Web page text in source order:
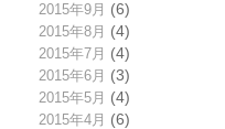
2015年9月 (6)
2015年8月 (4)
2015年7月 (4)
2015年6月 (3)
2015年5月 (4)
2015年4月 (6)